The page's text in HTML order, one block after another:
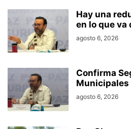
Hay una
en lo que va
agosto 6, 2026
Confirma
Municipales
agosto 6, 2026